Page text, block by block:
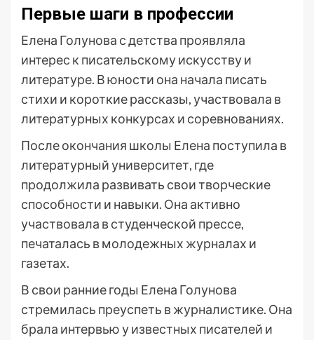
Первые шаги в профессии
Елена Голунова с детства проявляла
интерес к писательскому искусству и
литературе. В юности она начала писать
стихи и короткие рассказы, участвовала в
литературных конкурсах и соревнованиях.
После окончания школы Елена поступила в
литературный университет, где
продолжила развивать свои творческие
способности и навыки. Она активно
участвовала в студенческой прессе,
печаталась в молодежных журналах и
газетах.
В свои ранние годы Елена Голунова
стремилась преуспеть в журналистике. Она
брала интервью у известных писателей и